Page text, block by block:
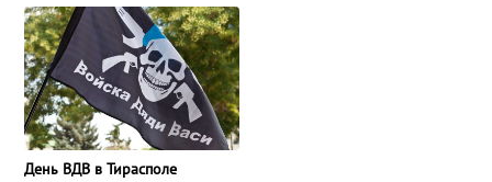
День ВДВ в Тирасполе